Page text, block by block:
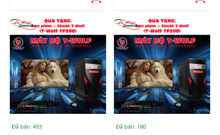
TW-P350/+Tặng Bộ Phím
Chuột T-Wolf TF200
600W/LCD T-Wolf TW-
F22VFHD75 +Tặng Bộ
Phím Chuột T-Wolf
TF200
Đã bán: 493 Đã bán: 180